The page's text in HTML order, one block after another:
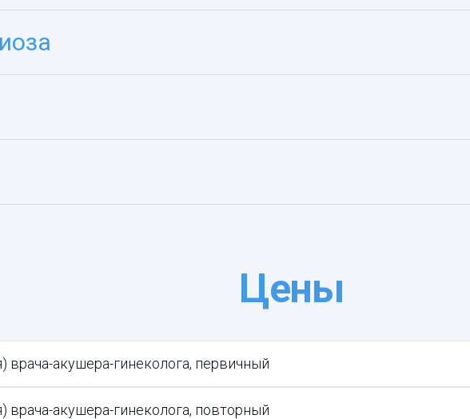
Цены
врача-акушера-гинеколога, первичный
врача-акушера-гинеколога, повторный